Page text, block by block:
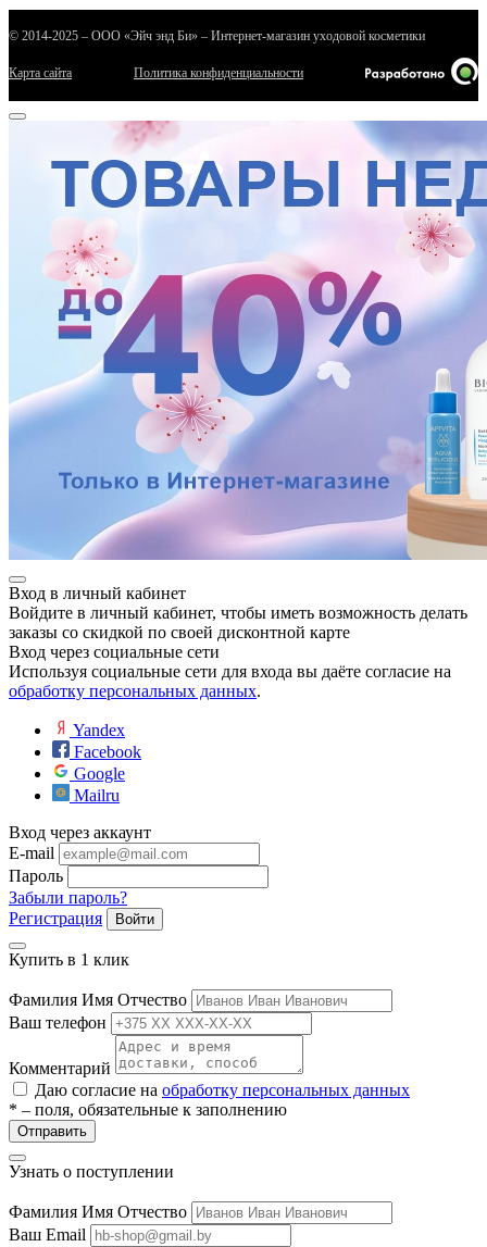
© 2014-2025 – ООО «Эйч энд Би» – Интернет-магазин уходовой косметики
Карта сайта Политика конфиденциальности
Вход в личный кабинет
Войдите в личный кабинет, чтобы иметь возможность делать
заказы со скидкой по своей дисконтной карте
Вход через социальные сети
Используя социальные сети для входа вы даёте согласие на
обработку персональных данных.
Yandex
Facebook
Google
Mailru
Вход через аккаунт
E-mail
Пароль
Забыли пароль?
Регистрация
Войти
Купить в 1 клик
Фамилия Имя Отчество
Ваш телефон
Комментарий
Даю согласие на обработку персональных данных
* – поля, обязательные к заполнению
Отправить
Узнать о поступлении
Фамилия Имя Отчество
Ваш Email